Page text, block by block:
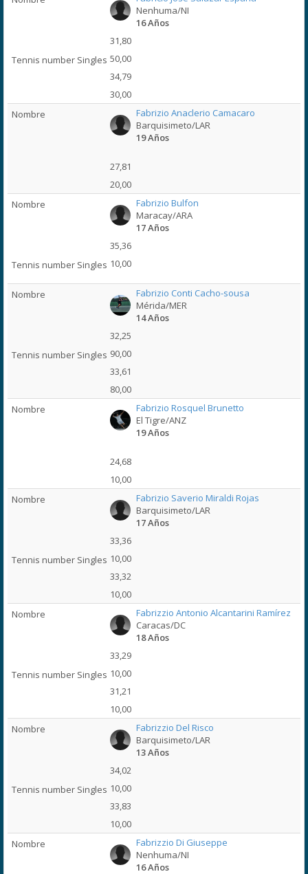
Nenhuma/NI
16 Años
31,80
50,00
34,79
30,00
Fabrizio Anaclerio Camacaro
Barquisimeto/LAR
19 Años
27,81
20,00
Fabrizio Bulfon
Maracay/ARA
17 Años
35,36
10,00
Fabrizio Conti Cacho-sousa
Mérida/MER
14 Años
32,25
90,00
33,61
80,00
Fabrizio Rosquel Brunetto
El Tigre/ANZ
19 Años
24,68
10,00
Fabrizio Saverio Miraldi Rojas
Barquisimeto/LAR
17 Años
33,36
10,00
33,32
10,00
Fabrizzio Antonio Alcantarini Ramírez
Caracas/DC
18 Años
33,29
10,00
31,21
10,00
Fabrizzio Del Risco
Barquisimeto/LAR
13 Años
34,02
10,00
33,83
10,00
Fabrizzio Di Giuseppe
Nenhuma/NI
16 Años